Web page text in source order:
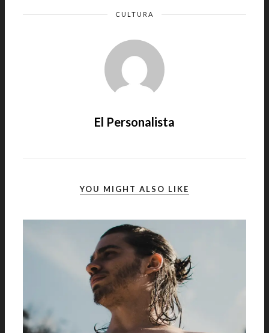
CULTURA
El Personalista
YOU MIGHT ALSO LIKE